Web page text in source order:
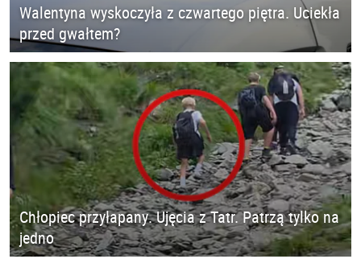
Walentyna wyskoczyła z czwartego piętra. Uciekła
przed gwałtem?
Chłopiec przyłapany. Ujęcia z Tatr. Patrzą tylko na
jedno